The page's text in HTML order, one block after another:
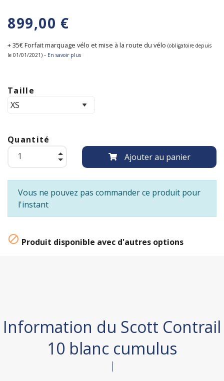
899,00 €
+ 35€ Forfait marquage vélo et mise à la route du vélo (obligatoire depuis
le 01/01/2021) - En savoir plus
Taille
Quantité
Ajouter au panier
Vous ne pouvez pas commander ce produit pour
l'instant
 Produit disponible avec d'autres options
Information du Scott Contrail
10 blanc cumulus